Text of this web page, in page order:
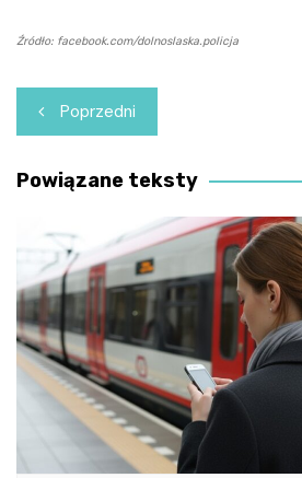
Źródło: facebook.com/dolnoslaska.policja
Nawigacja
wpisu
Poprzedni
Powiązane teksty